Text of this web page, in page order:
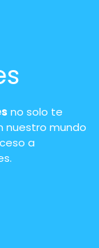
no solo te
nuestro mundo
a